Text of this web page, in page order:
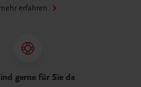
erfahren
gerne für Sie da